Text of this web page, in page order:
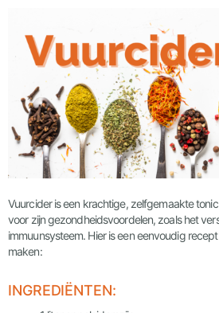
Vuurcider is een krachtige, zelfgemaakte
voor zijn gezondheidsvoordelen, zoals het
immuunsysteem. Hier is een eenvoudig
maken:
INGREDIËNTEN: